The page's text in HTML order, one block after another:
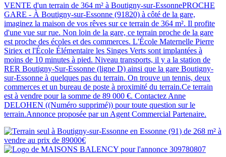
VENTE d'un terrain de 364 m² à Boutigny-sur-EssonnePROCHE
GARE - À Boutigny-sur-Essonne (91820) à côté de la gare,
imaginez la maison de vos rêves sur ce terrain de 364 m². Il profite
d'une vue sur rue. Non loin de la gare, ce terrain proche de la gare
est proche des écoles et des commerces. L'École Maternelle Pierre
Siriex et l'École Élémentaire les Singes Verts sont implantées à
moins de 10 minutes à pied. Niveau transports, il y a la station de
RER Boutigny-Sur-Essonne (ligne D) ainsi que la gare Boutigny-
sur-Essonne à quelques pas du terrain. On trouve un tennis, deux
commerces et un bureau de poste à proximité du terrain.Ce terrain
est à vendre pour la somme de 89 000 €. Contactez Anne
DELOHEN ((Numéro supprimé)) pour toute question sur le
terrain.Annonce proposée par un Agent Commercial Partenaire.